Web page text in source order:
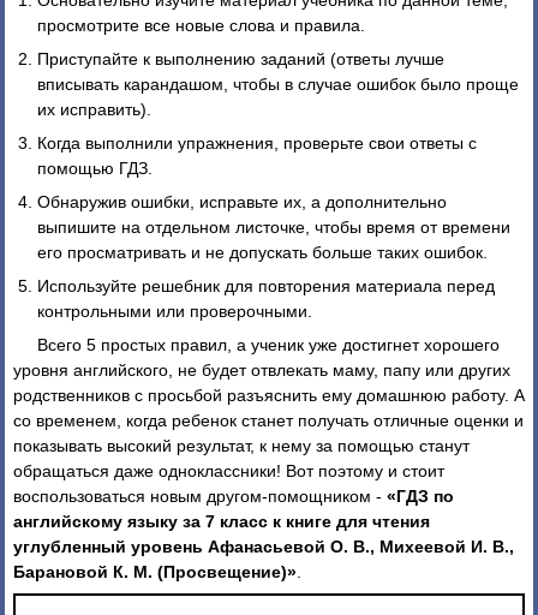
просмотрите все новые слова и правила.
Приступайте к выполнению заданий (ответы лучше
вписывать карандашом, чтобы в случае ошибок было проще
их исправить).
Когда выполнили упражнения, проверьте свои ответы с
помощью ГДЗ.
Обнаружив ошибки, исправьте их, а дополнительно
выпишите на отдельном листочке, чтобы время от времени
его просматривать и не допускать больше таких ошибок.
Используйте решебник для повторения материала перед
контрольными или проверочными.
Всего 5 простых правил, а ученик уже достигнет хорошего
уровня английского, не будет отвлекать маму, папу или других
родственников с просьбой разъяснить ему домашнюю работу. А
со временем, когда ребенок станет получать отличные оценки и
показывать высокий результат, к нему за помощью станут
обращаться даже одноклассники! Вот поэтому и стоит
воспользоваться новым другом-помощником - «ГДЗ по
английскому языку за 7 класс к книге для чтения
углубленный уровень Афанасьевой О. В., Михеевой И. В.,
Барановой К. М. (Просвещение)»